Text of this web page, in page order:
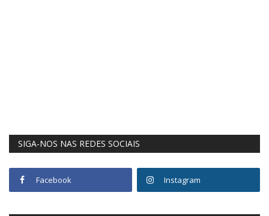
SIGA-NOS NAS REDES SOCIAIS
Facebook Instagram